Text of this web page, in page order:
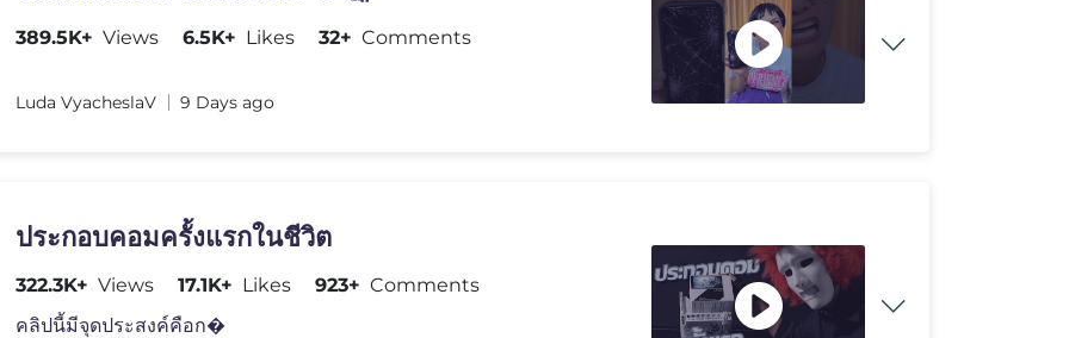
389.5K+ Views 6.5K+ Likes 32+ Comments
Luda VyacheslaV 9 Days ago
ประกอบคอมครั้งแรกในชีวิต
322.3K+ Views 17.1K+ Likes 923+ Comments
คลิปนี้มีจุดประสงค์คือก�